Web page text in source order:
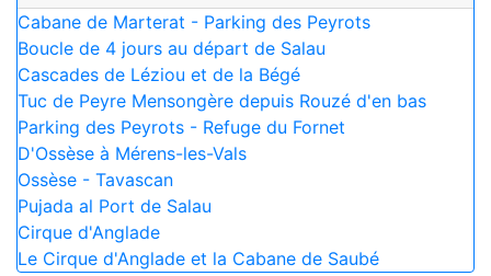
Cabane de Marterat - Parking des Peyrots
Boucle de 4 jours au départ de Salau
Cascades de Léziou et de la Bégé
Tuc de Peyre Mensongère depuis Rouzé d'en bas
Parking des Peyrots - Refuge du Fornet
D'Ossèse à Mérens-les-Vals
Ossèse - Tavascan
Pujada al Port de Salau
Cirque d'Anglade
Le Cirque d'Anglade et la Cabane de Saubé